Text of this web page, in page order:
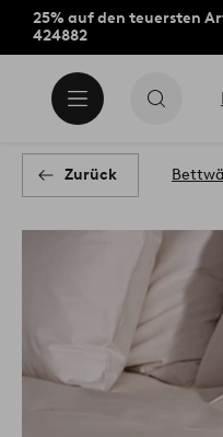
25% auf den teuersten
424882
Zurück